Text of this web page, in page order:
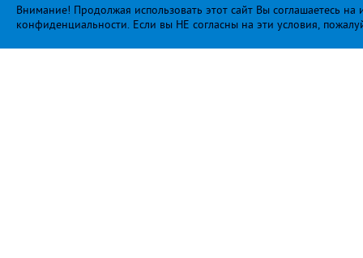
Внимание! Продолжая использовать этот сайт Вы соглашаетесь
конфиденциальности. Если вы НЕ согласны на эти условия,